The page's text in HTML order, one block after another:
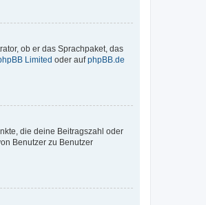
ob er das Sprachpaket, das
Limited oder aufphpBB.de
die deine Beitragszahl oder
Benutzer zu Benutzer